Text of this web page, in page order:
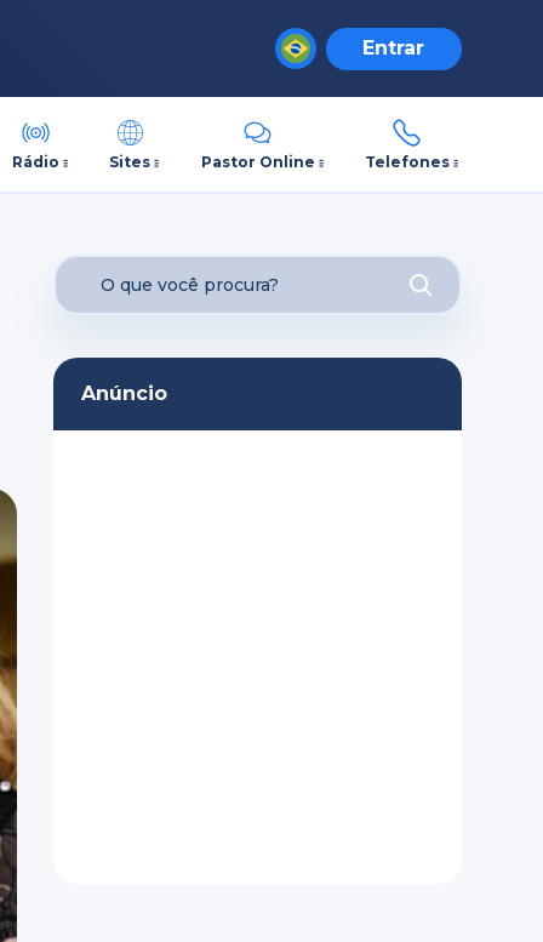
Entrar
Rádio Sites Pastor Online Telefones
Anúncio